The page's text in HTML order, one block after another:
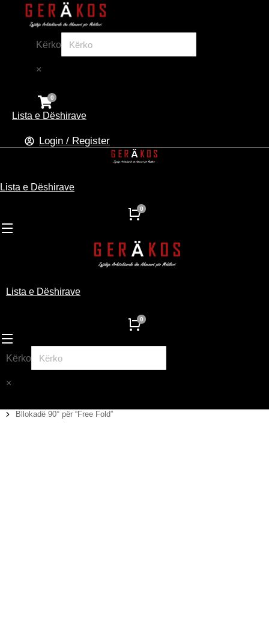
Kërko
×
Lista e Dëshirave
Login / Register
Lista e Dëshirave
Lista e Dëshirave
Kërko
×
You are here:
Bllokadë 90° për “Free Fold”